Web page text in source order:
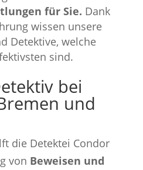
für Sie. Dank
wissen unsere
Detektive, welche
sind.
bei
und
die Detektei Condor
von Beweisen und